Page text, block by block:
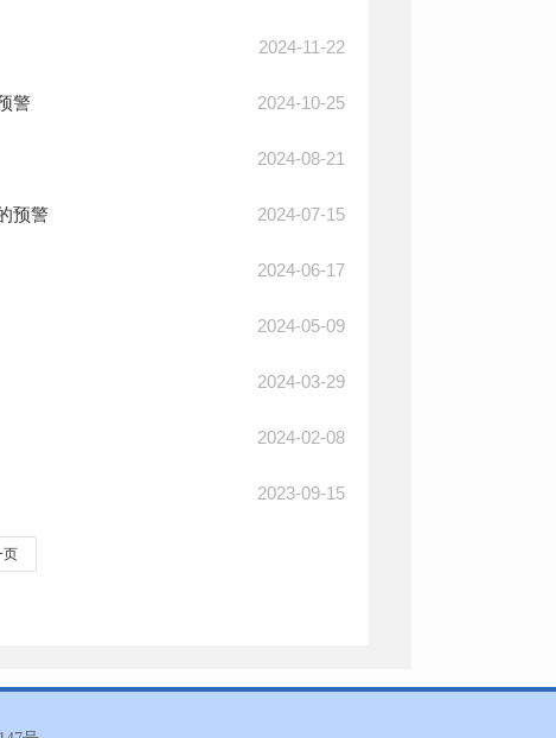
2024-11-22
警 2024-10-25
2024-08-21
预警 2024-07-15
2024-06-17
2024-05-09
2024-03-29
2024-02-08
2023-09-15
页